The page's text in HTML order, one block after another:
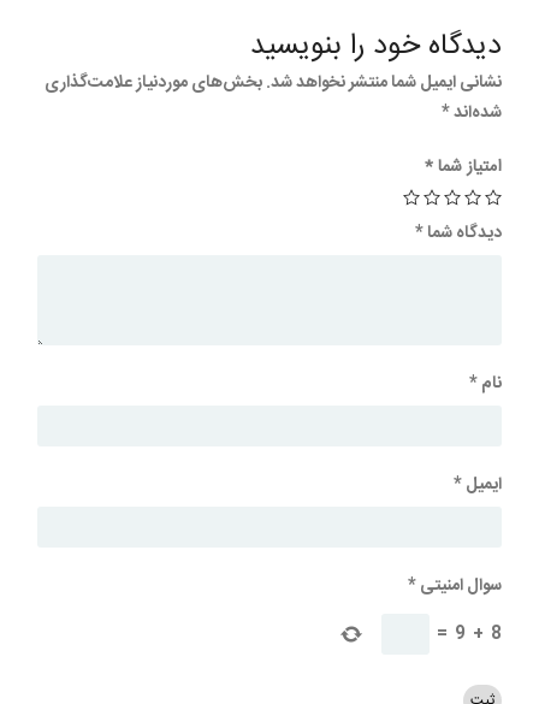
دیدگاه خود را بنویسید
نشانی ایمیل شما منتشر نخواهد شد.بخش‌های موردنیاز علامت‌گذاری
شده‌اند*
امتیاز شما*
دیدگاه شما*
نام*
ایمیل*
سوال امنیتی*
8
+
9
=